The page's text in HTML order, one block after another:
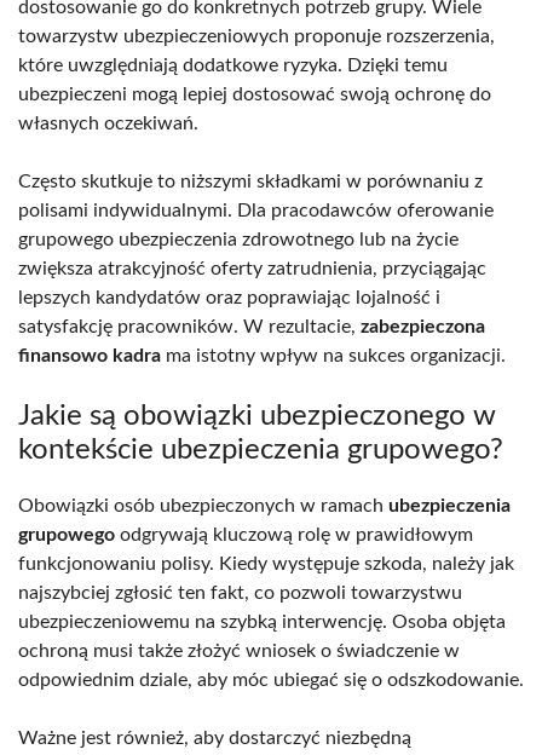
dostosowanie go do konkretnych potrzeb grupy. Wiele
towarzystw ubezpieczeniowych proponuje rozszerzenia,
które uwzględniają dodatkowe ryzyka. Dzięki temu
ubezpieczeni mogą lepiej dostosować swoją ochronę do
własnych oczekiwań.
Często skutkuje to niższymi składkami w porównaniu z
polisami indywidualnymi. Dla pracodawców oferowanie
grupowego ubezpieczenia zdrowotnego lub na życie
zwiększa atrakcyjność oferty zatrudnienia, przyciągając
lepszych kandydatów oraz poprawiając lojalność i
satysfakcję pracowników. W rezultacie, zabezpieczona
finansowo kadra ma istotny wpływ na sukces organizacji.
Jakie są obowiązki ubezpieczonego w
kontekście ubezpieczenia grupowego?
Obowiązki osób ubezpieczonych w ramach ubezpieczenia
grupowego odgrywają kluczową rolę w prawidłowym
funkcjonowaniu polisy. Kiedy występuje szkoda, należy jak
najszybciej zgłosić ten fakt, co pozwoli towarzystwu
ubezpieczeniowemu na szybką interwencję. Osoba objęta
ochroną musi także złożyć wniosek o świadczenie w
odpowiednim dziale, aby móc ubiegać się o odszkodowanie.
Ważne jest również, aby dostarczyć niezbędną